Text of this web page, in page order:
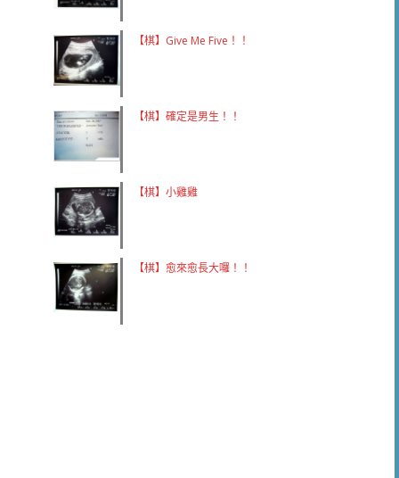
【棋】Give Me Five！！
【棋】確定是男生！！
【棋】小雞雞
【棋】愈來愈長大囉！！